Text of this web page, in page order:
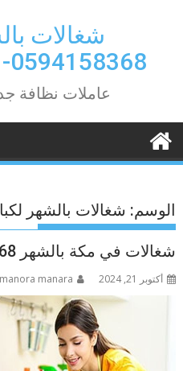
شغالات
0594158368- 0581440346
عاملات نظافة جده
الوسم: شغالات بالشهر
شغالات في مكة بالشهر 0594158368
أكتوبر 21, 2024 manora manara